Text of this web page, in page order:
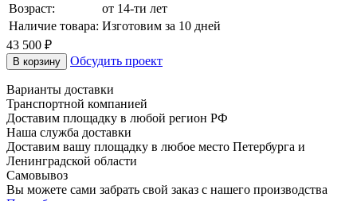
Возраст:
от 14-ти лет
Наличие товара: Изготовим за 10 дней
43 500 ₽
В корзину Обсудить проект
Варианты доставки
Транспортной компанией
Доставим площадку в любой регион РФ
Наша служба доставки
Доставим вашу площадку в любое место Петербурга и
Ленинградской области
Самовывоз
Вы можете сами забрать свой заказ с нашего производства